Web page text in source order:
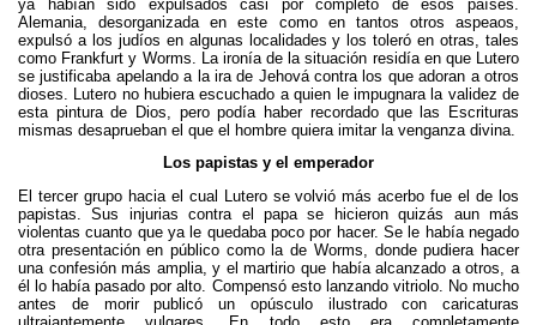
ya habían sido expulsados casi por completo de esos países.
Alemania, desorganizada en este como en tantos otros aspeaos,
expulsó a los judíos en algunas localidades y los toleró en otras, tales
como Frankfurt y Worms. La ironía de la situación residía en que Lutero
se justificaba apelando a la ira de Jehová contra los que adoran a otros
dioses. Lutero no hubiera escuchado a quien le impugnara la validez de
esta pintura de Dios, pero podía haber recordado que las Escrituras
mismas desaprueban el que el hombre quiera imitar la venganza divina.
Los papistas y el emperador
El tercer grupo hacia el cual Lutero se volvió más acerbo fue el de los
papistas. Sus injurias contra el papa se hicieron quizás aun más
violentas cuanto que ya le quedaba poco por hacer. Se le había negado
otra presentación en público como la de Worms, donde pudiera hacer
una confesión más amplia, y el martirio que había alcanzado a otros, a
él lo había pasado por alto. Compensó esto lanzando vitriolo. No mucho
antes de morir publicó un opúsculo ilustrado con caricaturas